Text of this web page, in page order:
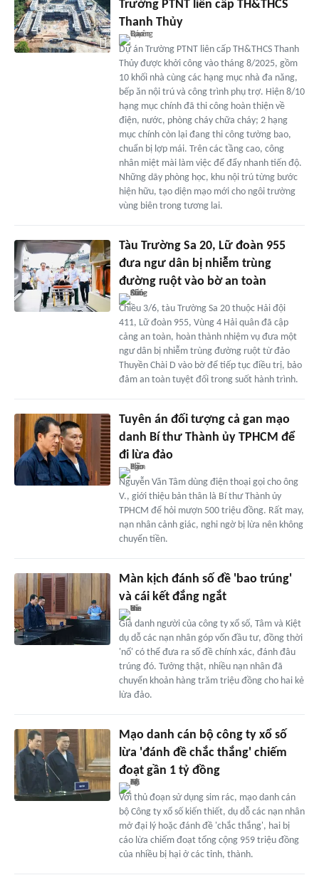
Trường PTNT liên cấp TH&THCS
Thanh Thủy
Dự án Trường PTNT liên cấp TH&THCS Thanh
Thủy được khởi công vào tháng 8/2025, gồm
10 khối nhà cùng các hạng mục nhà đa năng,
bếp ăn nội trú và công trình phụ trợ. Hiện 8/10
hạng mục chính đã thi công hoàn thiện về
điện, nước, phòng cháy chữa cháy; 2 hạng
mục chính còn lại đang thi công tường bao,
chuẩn bị lợp mái. Trên các tầng cao, công
nhân miệt mài làm việc để đẩy nhanh tiến độ.
Những dãy phòng học, khu nội trú từng bước
hiện hữu, tạo diện mạo mới cho ngôi trường
vùng biên trong tương lai.
Tàu Trường Sa 20, Lữ đoàn 955
đưa ngư dân bị nhiễm trùng
đường ruột vào bờ an toàn
Chiều 3/6, tàu Trường Sa 20 thuộc Hải đội
411, Lữ đoàn 955, Vùng 4 Hải quân đã cập
cảng an toàn, hoàn thành nhiệm vụ đưa một
ngư dân bị nhiễm trùng đường ruột từ đảo
Thuyền Chài D vào bờ để tiếp tục điều trị, bảo
đảm an toàn tuyệt đối trong suốt hành trình.
Tuyên án đối tượng cả gan mạo
danh Bí thư Thành ủy TPHCM để
đi lừa đảo
Nguyễn Văn Tâm dùng điện thoại gọi cho ông
V., giới thiệu bản thân là Bí thư Thành ủy
TPHCM để hỏi mượn 500 triệu đồng. Rất may,
nạn nhân cảnh giác, nghi ngờ bị lừa nên không
chuyển tiền.
Màn kịch đánh số đề 'bao trúng'
và cái kết đắng ngắt
Giả danh người của công ty xổ số, Tâm và Kiệt
dụ dỗ các nạn nhân góp vốn đầu tư, đồng thời
'nổ' có thể đưa ra số đề chính xác, đánh đâu
trúng đó. Tưởng thật, nhiều nạn nhân đã
chuyển khoản hàng trăm triệu đồng cho hai kẻ
lừa đảo.
Mạo danh cán bộ công ty xổ số
lừa 'đánh đề chắc thắng' chiếm
đoạt gần 1 tỷ đồng
Với thủ đoạn sử dụng sim rác, mạo danh cán
bộ Công ty xổ số kiến thiết, dụ dỗ các nạn nhân
mở đại lý hoặc đánh đề 'chắc thắng', hai bị
cáo lừa chiếm đoạt tổng cộng 959 triệu đồng
của nhiều bị hại ở các tỉnh, thành.